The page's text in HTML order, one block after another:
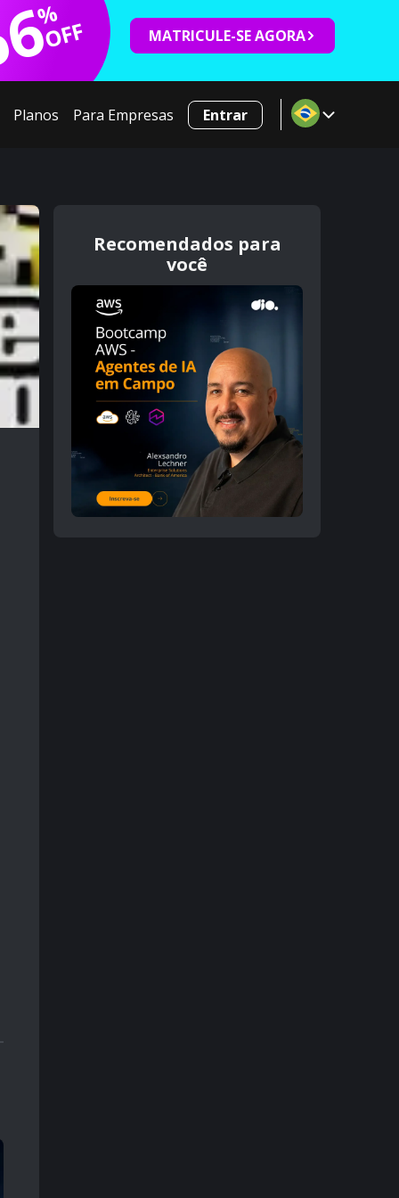
%
OFF MATRICULE-SE AGORA
Planos Para Empresas Entrar
Recomendados para
você